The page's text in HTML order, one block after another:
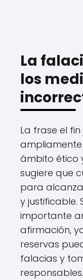
La
los
La frase el
ámbito ético
sugiere que
para
y justificable.
importante
afirmación,
reservas
falacias y